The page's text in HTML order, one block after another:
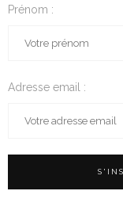
Prénom :
Adresse email :